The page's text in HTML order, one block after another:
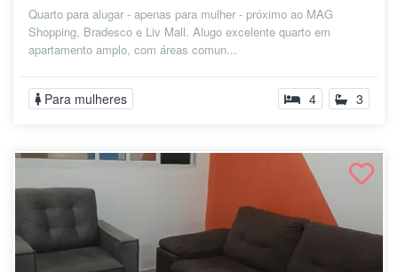
Quarto para alugar - apenas para mulher - próximo ao MAG
Shopping, Bradesco e Liv Mall. Alugo excelente quarto em
apartamento amplo, com áreas comun...
Para mulheres 4 3